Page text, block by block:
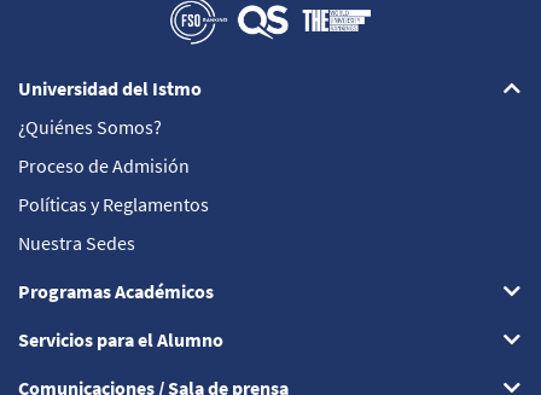
Universidad del Istmo
¿Quiénes Somos?
Proceso de Admisión
Políticas y Reglamentos
Nuestra Sedes
Programas Académicos
Servicios para el Alumno
Comunicaciones / Sala de prensa